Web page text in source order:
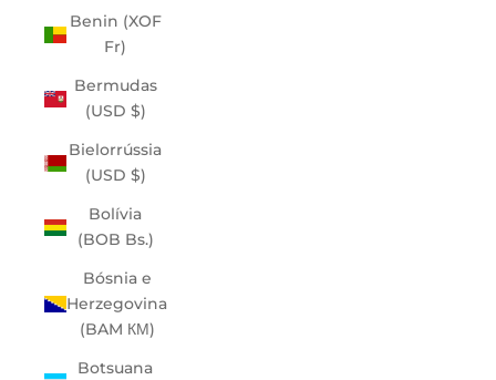
Benin (XOF
Fr)
Bermudas
(USD $)
Bielorrússia
(USD $)
Bolívia
(BOB Bs.)
Bósnia e
Herzegovina
(BAM КМ)
Botsuana